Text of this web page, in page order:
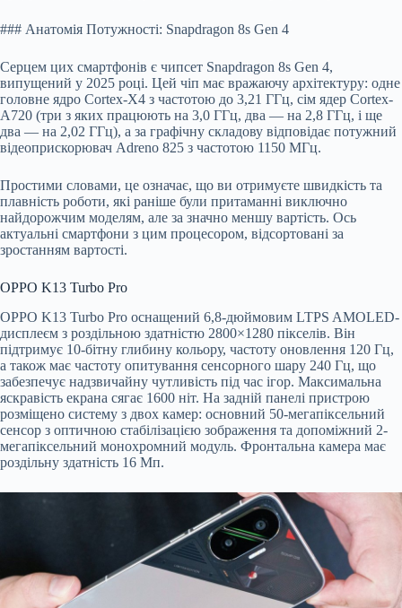
### Анатомія Потужності: Snapdragon 8s Gen 4
Серцем цих смартфонів є чипсет Snapdragon 8s Gen 4,
випущений у 2025 році. Цей чіп має вражаючу архітектуру: одне
головне ядро Cortex-X4 з частотою до 3,21 ГГц, сім ядер Cortex-
A720 (три з яких працюють на 3,0 ГГц, два — на 2,8 ГГц, і ще
два — на 2,02 ГГц), а за графічну складову відповідає потужний
відеоприскорювач Adreno 825 з частотою 1150 МГц.
Простими словами, це означає, що ви отримуєте швидкість та
плавність роботи, які раніше були притаманні виключно
найдорожчим моделям, але за значно меншу вартість. Ось
актуальні смартфони з цим процесором, відсортовані за
зростанням вартості.
OPPO K13 Turbo Pro
OPPO K13 Turbo Pro оснащений 6,8-дюймовим LTPS AMOLED-
дисплеєм з роздільною здатністю 2800×1280 пікселів. Він
підтримує 10-бітну глибину кольору, частоту оновлення 120 Гц,
а також має частоту опитування сенсорного шару 240 Гц, що
забезпечує надзвичайну чутливість під час ігор. Максимальна
яскравість екрана сягає 1600 ніт. На задній панелі пристрою
розміщено систему з двох камер: основний 50-мегапіксельний
сенсор з оптичною стабілізацією зображення та допоміжний 2-
мегапіксельний монохромний модуль. Фронтальна камера має
роздільну здатність 16 Мп.